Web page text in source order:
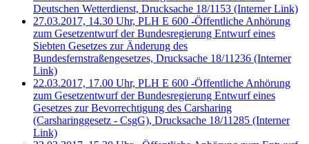
Deutschen Wetterdienst, Drucksache 18/1153 (Interner Link)
27.03.2017, 14.30 Uhr, PLH E 600 -Öffentliche Anhörung
zum Gesetzentwurf der Bundesregierung Entwurf eines
Siebten Gesetzes zur Änderung des
Bundesfernstraßengesetzes, Drucksache 18/11236 (Interner
Link)
22.03.2017, 17.00 Uhr, PLH E 600 -Öffentliche Anhörung
zum Gesetzentwurf der Bundesregierung Entwurf eines
Gesetzes zur Bevorrechtigung des Carsharing
(Carsharinggesetz - CsgG), Drucksache 18/11285 (Interner
Link)